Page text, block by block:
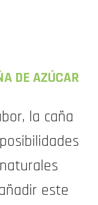
DE AZÚCAR
la caña
este